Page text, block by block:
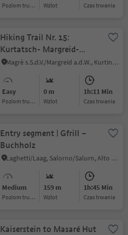
Poziom trudności Wzlot czas trwania
Hiking Trail Nr. 15:
Kurtatsch- Margreid-
Kurtinig
Magrè s.S.d.V./Margreid a.d.W., Kurtinig an der Weinstraße/Cortina sulla Strada del Vino, Alto Adige Wine Road
Easy
Poziom trudności
0 m
Wzlot
1h:11 Min
czas trwania
Entry segment | Gfrill –
Buchholz
Laghetti/Laag, Salorno/Salurn, Alto Adige Wine Road
Medium
Poziom trudności
159 m
Wzlot
1h:45 Min
czas trwania
Kaiserstein to Masaré Hut